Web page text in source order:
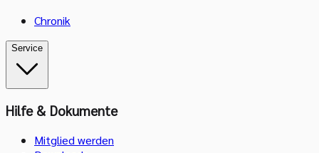
Chronik
Service
Hilfe & Dokumente
Mitglied werden